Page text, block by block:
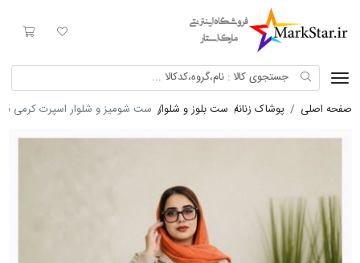
لیست مورد
سبد
صفحه اصلی پوشاک زنانه ست بلوز و شلوار ست شومیز و شلوار اسپرت کرمی 8495